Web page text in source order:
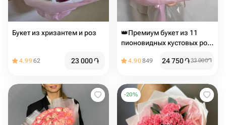
Букет из хризантем и роз
4.9962 23 000֏
👑Премиум букет из 11
пионовидных кустовых роз
4.90849 24 750֏33 000֏
-20%